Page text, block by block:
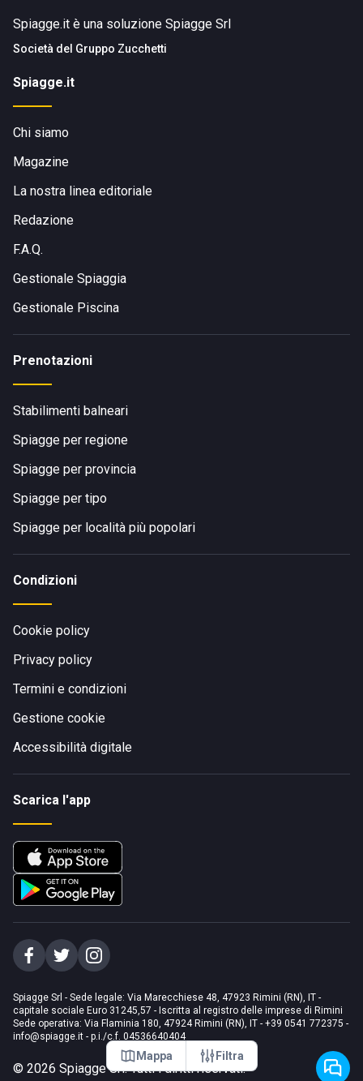
Mappa Filtra
Spiagge.it è una soluzione Spiagge Srl
Società del Gruppo Zucchetti
Spiagge.it
Chi siamo
Magazine
La nostra linea editoriale
Redazione
F.A.Q.
Gestionale Spiaggia
Gestionale Piscina
Prenotazioni
Stabilimenti balneari
Spiagge per regione
Spiagge per provincia
Spiagge per tipo
Spiagge per località più popolari
Condizioni
Cookie policy
Privacy policy
Termini e condizioni
Gestione cookie
Accessibilità digitale
Scarica l'app
Spiagge Srl - Sede legale: Via Marecchiese 48, 47923 Rimini (RN), IT -
capitale sociale Euro 31245,57 - Iscritta al registro delle imprese di Rimini
Sede operativa: Via Flaminia 180, 47924 Rimini (RN), IT - +39 0541 772375 -
info@spiagge.it - p.i./c.f. 04536640404
© 2026 Spiagge Srl. Tutti i diritti riservati.